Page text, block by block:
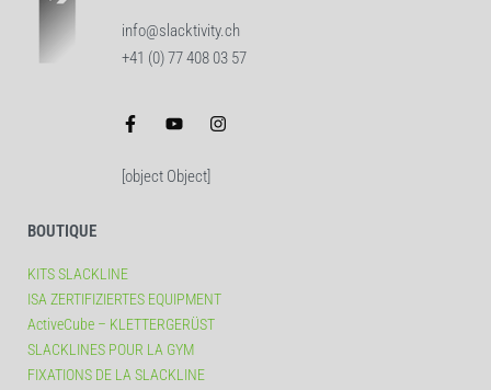
info@slacktivity.ch
+41 (0) 77 408 03 57
[object Object]
BOUTIQUE
KITS SLACKLINE
ISA ZERTIFIZIERTES EQUIPMENT
ActiveCube – KLETTERGERÜST
SLACKLINES POUR LA GYM
FIXATIONS DE LA SLACKLINE